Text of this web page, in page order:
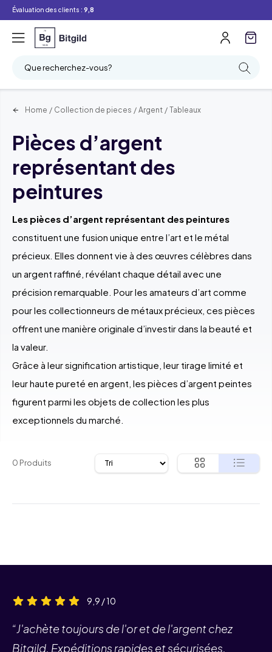
Évaluation des clients : 9,8
Que recherchez-vous?
Filtre
Home / Collection de pieces / Argent / Tableaux
Pièces d’argent
représentant des
peintures
Les pièces d’argent représentant des peintures
constituent une fusion unique entre l’art et le métal
précieux. Elles donnent vie à des œuvres célèbres dans
un argent raffiné, révélant chaque détail avec une
précision remarquable. Pour les amateurs d’art comme
pour les collectionneurs de métaux précieux, ces pièces
offrent une manière originale d’investir dans la beauté et
la valeur.
Grâce à leur signification artistique, leur tirage limité et
leur haute pureté en argent, les pièces d’argent peintes
figurent parmi les objets de collection les plus
exceptionnels du marché.
0 Produits
9,9 / 10
“J'achète toujours de l'or et de l'argent chez
Bitgild. Expéditions rapides et sécurisées.